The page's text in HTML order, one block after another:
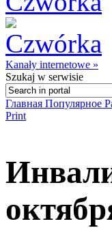
Kanały internetowe »
Szukaj w serwisie
Главная Популярное
Print